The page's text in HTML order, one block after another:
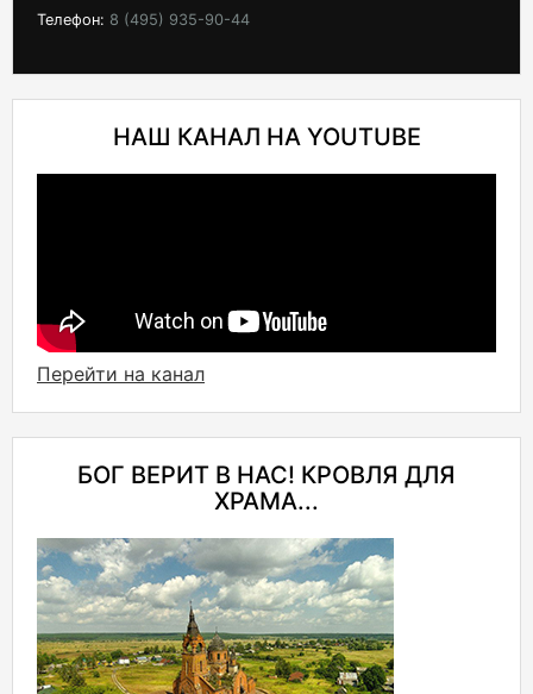
Телефон: 8 (495) 935-90-44
НАШ КАНАЛ НА YOUTUBE
Перейти на канал
БОГ ВЕРИТ В НАС! КРОВЛЯ ДЛЯ
ХРАМА...